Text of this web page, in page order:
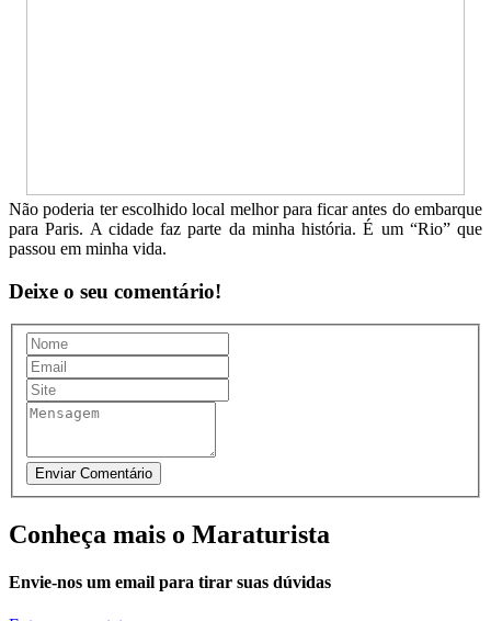
Não poderia ter escolhido local melhor para ficar antes do embarque
para Paris. A cidade faz parte da minha história. É um “Rio” que
passou em minha vida.
Deixe o seu comentário!
Conheça mais o Maraturista
Envie-nos um email para tirar suas dúvidas